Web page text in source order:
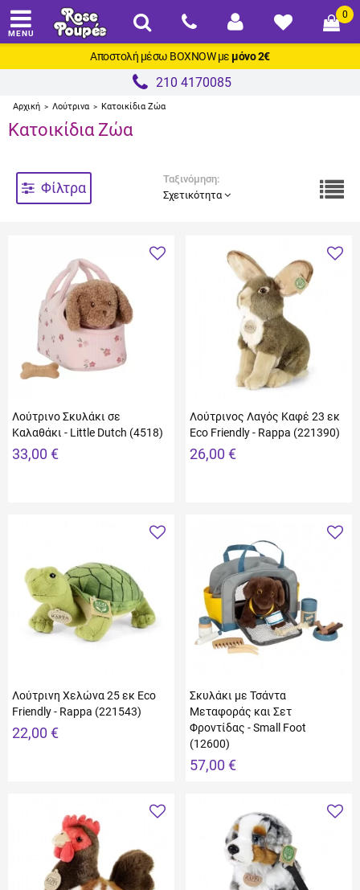
Αποστολή μέσω BOXNOWμε μόνο 2€
MENU
0
210 4170085
Αρχική > Λούτρινα > Κατοικίδια Ζώα
Κατοικίδια Ζώα
Φίλτρα
Ταξινόμηση:
Σχετικότητα
Λούτρινο Σκυλάκι σε
Καλαθάκι - Little Dutch (4518)
33,00 €
Λούτρινος Λαγός Καφέ 23 εκ
Eco Friendly - Rappa (221390)
26,00 €
Λούτρινη Χελώνα 25 εκ Eco
Friendly - Rappa (221543)
22,00 €
Σκυλάκι με Τσάντα
Μεταφοράς και Σετ
Φροντίδας - Small Foot
(12600)
57,00 €